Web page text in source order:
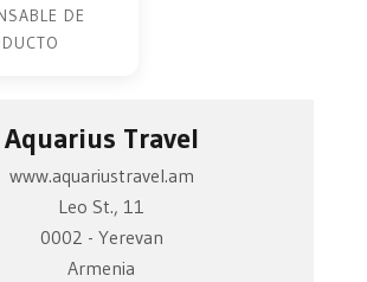
DE
Aquarius Travel
www.aquariustravel.am
Leo St., 11
0002 - Yerevan
Armenia